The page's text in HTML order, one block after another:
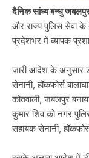
दैनिक सांध्य बन्धु
और राज्य पुलिस सेवा के
प्रदेशभर में व्यापक
जारी आदेश के अनुसार
सेनानी, हॉकफोर्स
कोतवाली, जबलपुर
कुमार शिव को नगर
सहायक सेनानी,